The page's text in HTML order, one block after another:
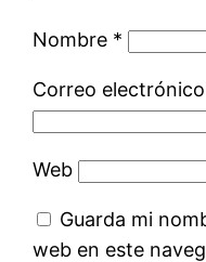
Nombre *
Correo electrónico
Web
Guarda mi
web en este